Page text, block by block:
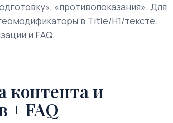
«противопоказания». Для
в Title/H1/тексте.
и FAQ.
контента и
+ FAQ